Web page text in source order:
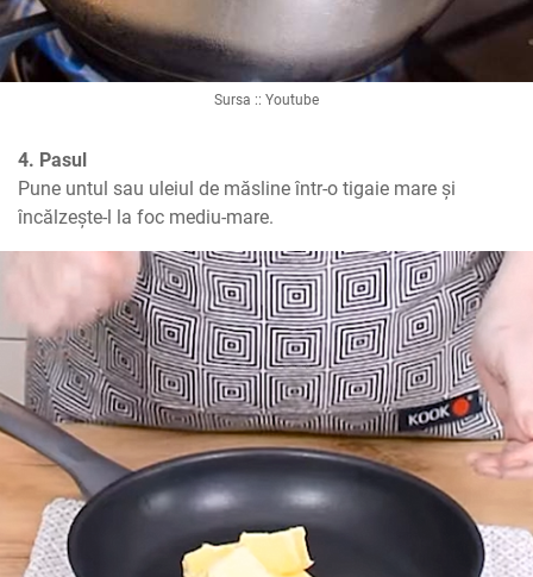
Sursa :: Youtube
4. Pasul
Pune untul sau uleiul de măsline într-o tigaie mare și
încălzește-l la foc mediu-mare.